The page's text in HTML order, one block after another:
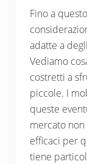
Fino a
adatte a
Vediamo
costretti a
piccole. I
queste
mercato
efficaci per
tiene